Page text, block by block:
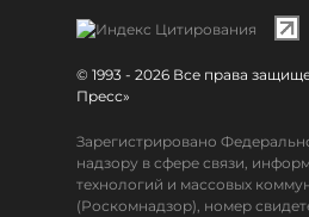
© 1993 - 2026 Все права
Пресс»
Зарегистрировано
надзору в сфере связи,
технологий и массовых
(Роскомнадзор), номер